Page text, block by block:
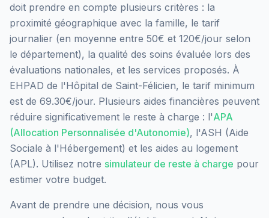
doit prendre en compte plusieurs critères : la
proximité géographique avec la famille, le tarif
journalier (en moyenne entre 50€ et 120€/jour selon
le département), la qualité des soins évaluée lors des
évaluations nationales, et les services proposés. À
EHPAD de l'Hôpital de Saint-Félicien, le tarif minimum
est de 69.30€/jour. Plusieurs aides financières peuvent
réduire significativement le reste à charge : l'APA
(Allocation Personnalisée d'Autonomie), l'ASH (Aide
Sociale à l'Hébergement) et les aides au logement
(APL). Utilisez notre simulateur de reste à charge pour
estimer votre budget.
Avant de prendre une décision, nous vous